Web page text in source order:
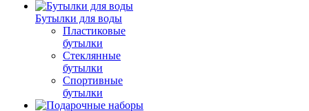
Бутылки для воды
Пластиковые
бутылки
Стеклянные
бутылки
Спортивные
бутылки